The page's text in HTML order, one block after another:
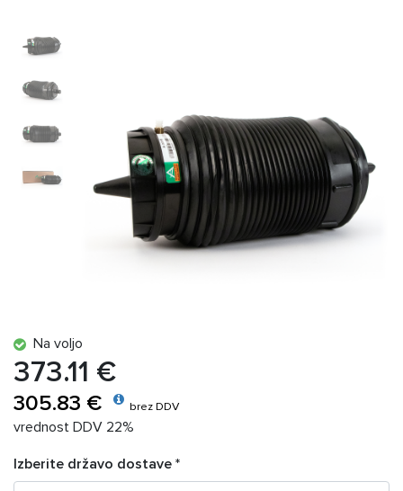
Na voljo
373.11 €
305.83 € brez DDV
vrednost DDV 22%
Izberite državo dostave *